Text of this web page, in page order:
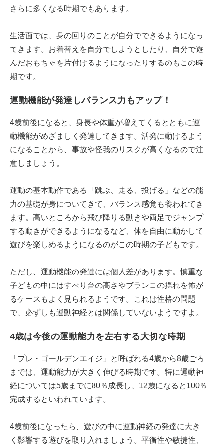
さらに多くなる時期でもあります。
生活面では、身の回りのことが自分でできるようになっ
てきます。お着替えを自分でしようとしたり、自分で遊
んだおもちゃを片付けるようになったりするのもこの時
期です。
運動機能が発達しバランス力もアップ！
4歳前後になると、身長や体重が増えてくるとともに運
動機能がめざましく発達してきます。活発に動けるよう
になることから、事故や怪我のリスクが高くなるので注
意しましょう。
運動の基本動作である「跳ぶ、走る、投げる」などの能
力の基礎が身についてきて、バランス感覚も養われてき
ます。高いところから飛び降りる動きや両足でジャンプ
する動きができるようになるなど、体を自由に動かして
遊びを楽しめるようになるのがこの時期の子どもです。
ただし、運動機能の発達には個人差があります。慎重な
子どもの中にはすべり台の高さやブランコの揺れを怖が
るケースもよく見られるようです。これは性格の問題
で、必ずしも運動神経とは関係していないようですよ。
4歳は今後の運動能力を左右する大切な時期
「プレ・ゴールデンエイジ」と呼ばれる4歳から8歳ごろ
までは、運動能力が大きく伸びる時期です。特に運動神
経については5歳までに80％成長し、12歳になると100％
完成するといわれています。
4歳前後になったら、遊びの中に運動神経の発達に大き
く影響する遊びを取り入れましょう。平衡性や敏捷性、